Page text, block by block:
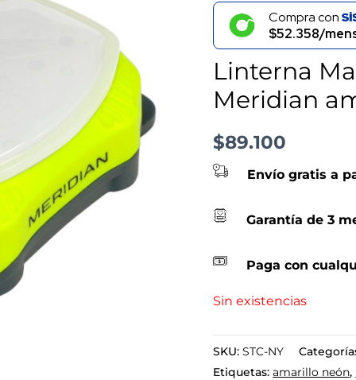
Compra con
$52.358/
Linterna
Meridian
$89.100
Envío gratis a
Garantía de 3
Paga con
Sin existencias
SKU:STC-NY
Etiquetas:amarillo neón,